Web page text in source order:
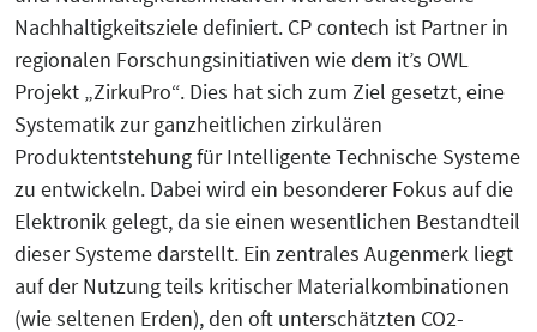
Nachhaltigkeitsziele definiert. CP contech ist Partner in
regionalen Forschungsinitiativen wie dem it’s OWL
Projekt „ZirkuPro“. Dies hat sich zum Ziel gesetzt, eine
Systematik zur ganzheitlichen zirkulären
Produktentstehung für Intelligente Technische Systeme
zu entwickeln. Dabei wird ein besonderer Fokus auf die
Elektronik gelegt, da sie einen wesentlichen Bestandteil
dieser Systeme darstellt. Ein zentrales Augenmerk liegt
auf der Nutzung teils kritischer Materialkombinationen
(wie seltenen Erden), den oft unterschätzten CO2-